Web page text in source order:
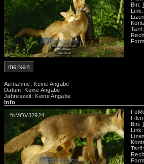
merken
Bin:
Link:
Tarif:
Aufnahme: Keine Angabe
Datum: Keine Angabe
Jahreszeit: Keine Angabe
Info
foMOV32924
Bin:
Link:
Tarif: